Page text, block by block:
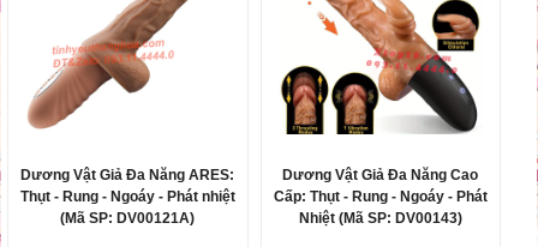
Dương Vật Giả Đa Năng ARES:
Thụt - Rung - Ngoáy - Phát nhiệt
(Mã SP: DV00121A)
Dương Vật Giả Đa Năng Cao
Cấp: Thụt - Rung - Ngoáy - Phát
Nhiệt (Mã SP: DV00143)